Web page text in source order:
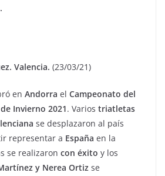
Valencia. (23/03/21)
en Andorra el Campeonato del
Invierno 2021. Varios triatletas
se desplazaron al país
representar a España en la
se realizaron con éxito y los
y Nerea Ortiz se